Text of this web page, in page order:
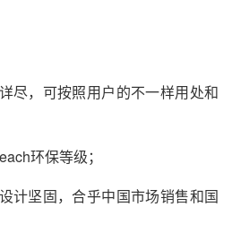
尽，可按照用户的不一样用处和
环保等级；
计坚固，合乎中国市场销售和国